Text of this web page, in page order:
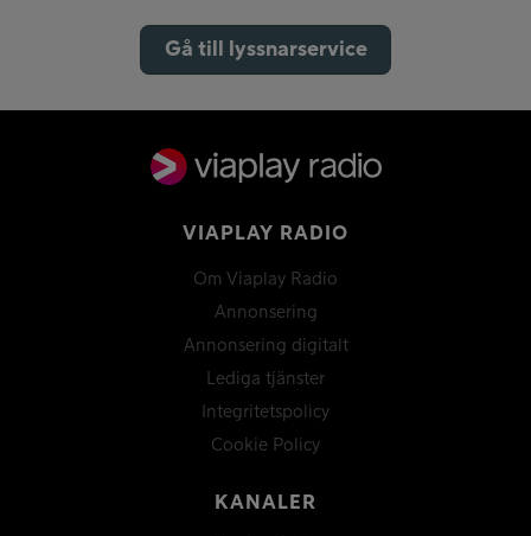
Gå till lyssnarservice
VIAPLAY RADIO
Om Viaplay Radio
Annonsering
Annonsering digitalt
Lediga tjänster
Integritetspolicy
Cookie Policy
KANALER